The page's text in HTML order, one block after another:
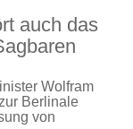
auch das
Wolfram
Berlinale
von